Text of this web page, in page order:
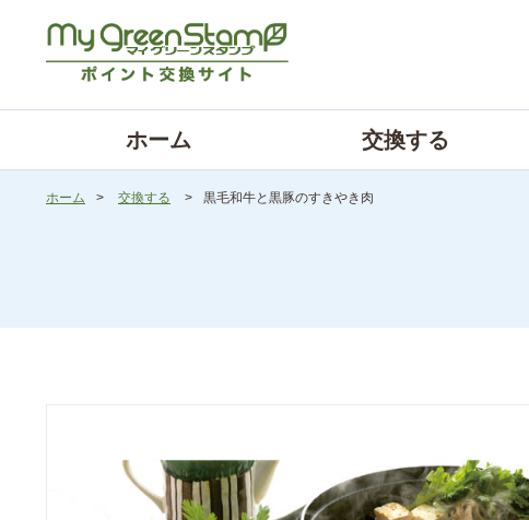
ホーム 交換する
ホーム > 交換する > 黒毛和牛と黒豚のすきやき肉